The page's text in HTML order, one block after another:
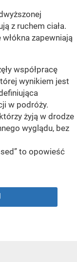
z ruchem ciała.
zapewniają
współpracę
wynikiem jest
w podróży.
żyją w drodze
wyglądu, bez
to opowieść